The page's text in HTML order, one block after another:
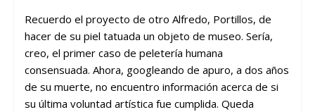
Recuerdo el proyecto de otro Alfredo, Portillos, de
hacer de su piel tatuada un objeto de museo. Sería,
creo, el primer caso de peletería humana
consensuada. Ahora, googleando de apuro, a dos años
de su muerte, no encuentro información acerca de si
su última voluntad artística fue cumplida. Queda